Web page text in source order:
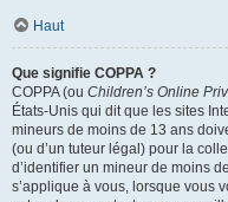
Haut
Que signifie COPPA ?
COPPA (ou Children’s Online
États-Unis qui dit que les sites
mineurs de moins de 13 ans
(ou d’un tuteur légal) pour la
d’identifier un mineur de moins
s’applique à vous, lorsque vous